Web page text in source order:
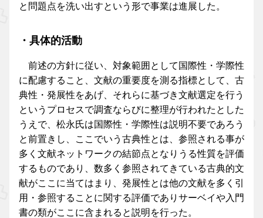
と問題点を洗い出すという形で事業は進展した。
・具体的活動
前述の方針に従い、対象範囲として国際性・学際性
に配慮すること、文献の重要度を測る指標として、古
典性・発展性をあげ、それらに基づき文献選定を行う
というプロセスで調査ならびに整理が行われたとした
うえで、松永氏は国際性・学際性は説明不要であろう
と前置きし、ここでいう古典性とは、参照される事が
多く文献ネットワークの結節点となりうる性質を評価
するものであり、数多く参照されてきている古典的文
献がここに当てはまり、発展性とは他の文献を多く引
用・参照することに関する評価でありサーベイや入門
書の類がここに含まれると説明を行った。